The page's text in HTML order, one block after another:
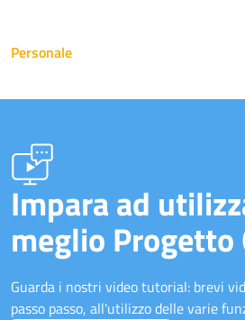
Personale
Impara ad
meglio Progetto
Guarda i nostri video tutorial: brevi
passo passo, all'utilizzo delle varie